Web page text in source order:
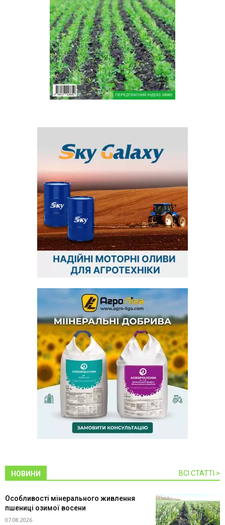
НОВИНИ ВСІ СТАТТІ >
Особливості мінерального живлення
пшениці озимої восени
07.08.2026